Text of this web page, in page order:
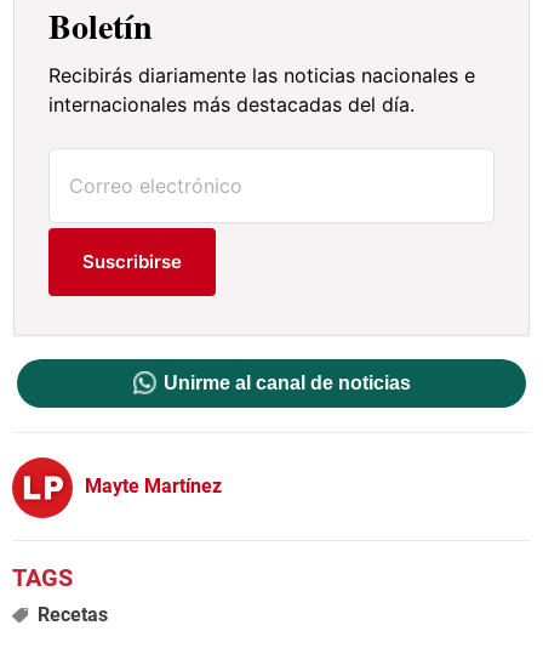
Boletín
Recibirás diariamente las noticias nacionales e
internacionales más destacadas del día.
Suscribirse
Unirme al canal de noticias
Mayte Martínez
Recetas